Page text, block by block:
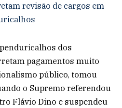
revisão de cargos em
dos
pagamentos muito
público, tomou
o Supremo referendou
Flávio Dino e suspendeu